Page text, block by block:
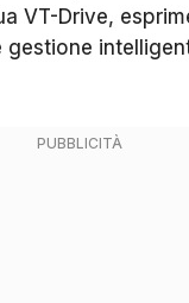
VT-Drive,
gestione